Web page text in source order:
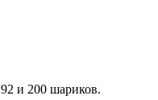
и 200 шариков.